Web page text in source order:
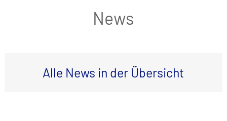
News
Alle News in der Übersicht